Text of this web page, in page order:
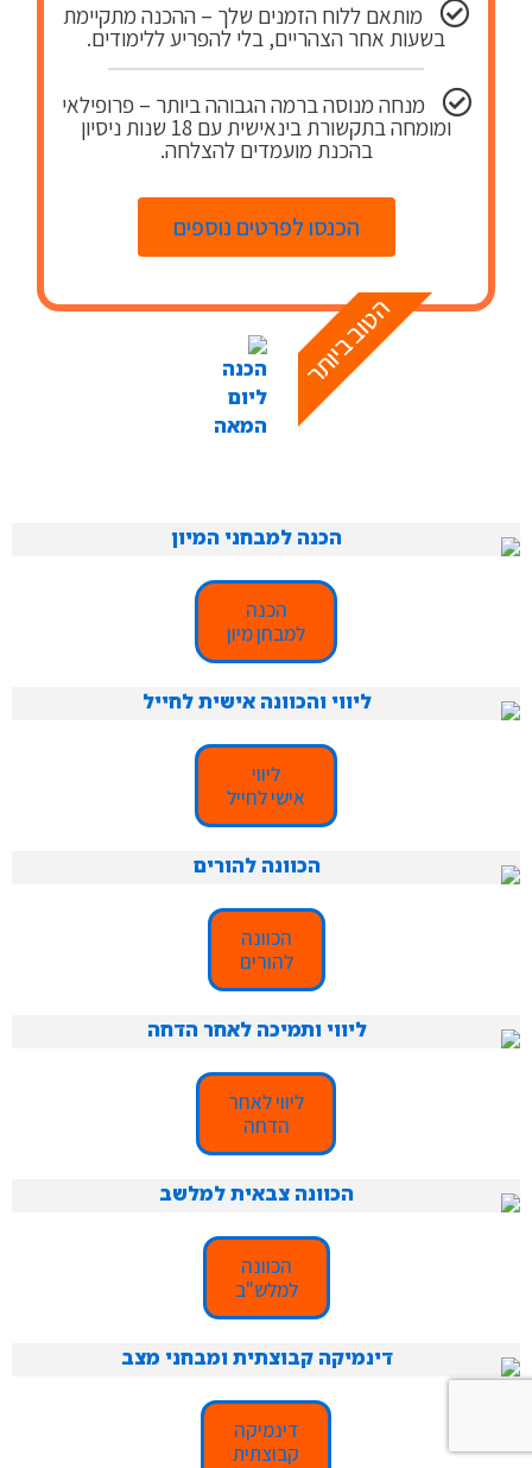
מותאם ללוח הזמנים שלך – ההכנה מתקיימת
בשעות אחר הצהריים, בלי להפריע ללימודים.
מנחה מנוסה ברמה הגבוהה ביותר – פרופילאי
ומומחה בתקשורת בינאישית עם 18 שנות ניסיון
בהכנת מועמדים להצלחה.
הכנסו לפרטים נוספים
הטוב ביותר
הכנה
למבחן מיון
ליווי
אישי לחייל
הכוונה
להורים
ליווי לאחר
הדחה
הכוונה
למלש"ב
דינמיקה
קבוצתית